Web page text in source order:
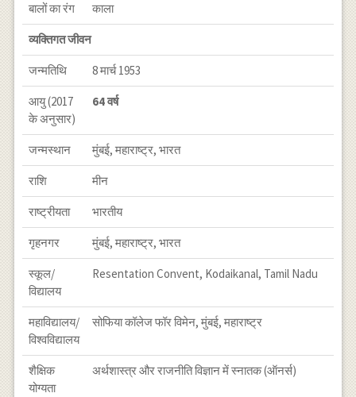
बालों का रंग काला
व्यक्तिगत जीवन
जन्मतिथि 8 मार्च 1953
आयु (2017
के अनुसार)
64 वर्ष
जन्मस्थान मुंबई, महाराष्ट्र, भारत
राशि मीन
राष्ट्रीयता भारतीय
गृहनगर मुंबई, महाराष्ट्र, भारत
स्कूल/
विद्यालय
Resentation Convent, Kodaikanal, Tamil Nadu
महाविद्यालय/
विश्वविद्यालय
सोफिया कॉलेज फॉर विमेन, मुंबई, महाराष्ट्र
शैक्षिक
योग्यता
अर्थशास्त्र और राजनीति विज्ञान में स्नातक (ऑनर्स)